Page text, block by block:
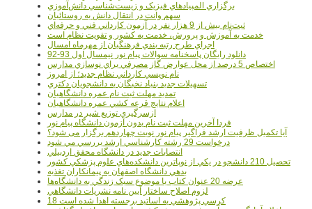
برگزاري المپيادهاي فيزيک و زيست‌شناسي دانش‌آموزي
سهم وانت در انتقال دانش به روستائيان
ثبت‌نام بيش از 9 هزار نفر در آزمون کارداني فني و حرفه‌اي
خدمت به آموزش و پرورش، خدمت به کشور و تقويت نظام است
اجراي طرح رتبه بندي فرهنگيان از مهرماه امسال
دانلود رایگان پاسخنامه سوالات پیام نور نیمسال اول 93-92
اختصاص 5 درصد از محل عوارض گاز مصرفي براي نوسازي مدارس
نام نويسي کارداني نظام جديد؛ از امروز
تسهيلات جديد بنياد نخبگان به دانشجويان دکتري
تمديد مهلت ثبت نام عمره دانشگاهيان
اعلام نتايج قرعه کشي عمره دانشگاهيان
ازسرگيري توزيع شير در مدارس
فردا آخرین مهلت ثبت نام بدون آزمون دانشگاه پیام نور
آیا تکمیل ظرفیت ارشد فراگیر پیام نور نوبت چهاردهم برگزار می شود؟
درخواست 29 رشته کارشناسي ارشد بررسي مي شود
انتصابات جديد در دانشگاه محقق اردبيلي
تحصيل 210 دانشجو در يکي از نوپاترين دانشکده‌هاي علوم پزشکي کشور
بدهي دانشگاه اصفهان به پيمانکاران تغذيه
عرضه 20 عنوان کتاب با موضوع سبک زندگي به دانشگاه‌ها
لزوم اصلاح ساختار آيين نامه نشريات دانشگاهي
18 کرسي پژوهشي به اساتيد برجسته اهدا شده است